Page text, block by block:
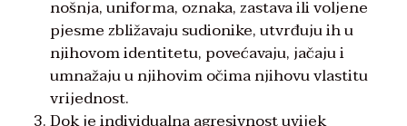
nošnja, uniforma, oznaka, zastava ili voljene
pjesme zbližavaju sudionike, utvrđuju ih u
njihovom identitetu, povećavaju, jačaju i
umnažaju u njihovim očima njihovu vlastitu
vrijednost.